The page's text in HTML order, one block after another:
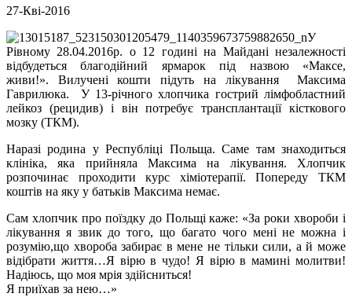
27-Кві-2016
У
Рівному 28.04.2016р. о 12 годині на Майдані незалежності
відбудеться благодійний ярмарок під назвою «Максе,
живи!». Вилучені кошти підуть на лікування Максима
Гаврилюка. У 13-річного хлопчика гострий лімфобластний
лейкоз (рецидив) і він потребує трансплантації кісткового
мозку (ТКМ).
Наразі родина у Республіці Польща. Саме там знаходиться
клініка, яка прийняла Максима на лікування. Хлопчик
розпочинає проходити курс хіміотерапії. Попереду ТКМ
коштів на яку у батьків Максима немає.
Сам хлопчик про поїздку до Польщі каже: «За роки хвороби і
лікування я звик до того, що багато чого мені не можна і
розумію,що хвороба забирає в мене не тільки сили, а й може
відібрати життя…Я вірю в чудо! Я вірю в мамині молитви!
Надіюсь, що моя мрія здійсниться!
Я приїхав за нею…»